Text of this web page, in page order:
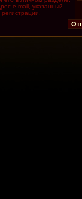
e-mail, указанный